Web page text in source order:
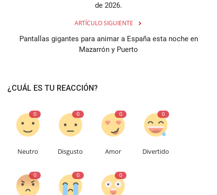
de 2026.
ARTÍCULO SIGUIENTE
Pantallas gigantes para animar a España esta noche en
Mazarrón y Puerto
¿CUÁL ES TU REACCIÓN?
0
Neutro
0
Disgusto
0
Amor
0
Divertido
0 0 0